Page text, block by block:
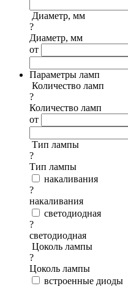
Диаметр, мм
?
Диаметр, мм
от
Параметры ламп
Количество ламп
?
Количество ламп
от
Тип лампы
?
Тип лампы
накаливания
?
накаливания
светодиодная
?
светодиодная
Цоколь лампы
?
Цоколь лампы
встроенные диоды